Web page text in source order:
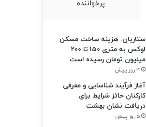
پرخواننده
ستاریان: هزینه ساخت مسکن
لوکس به متری ۱۵۰ تا ۲۰۰
میلیون تومان رسیده است
۳ روز پیش
آغاز فرآیند شناسایی و معرفی
کارکنان حائز شرایط برای
دریافت نشان بهشت
۵ روز پیش